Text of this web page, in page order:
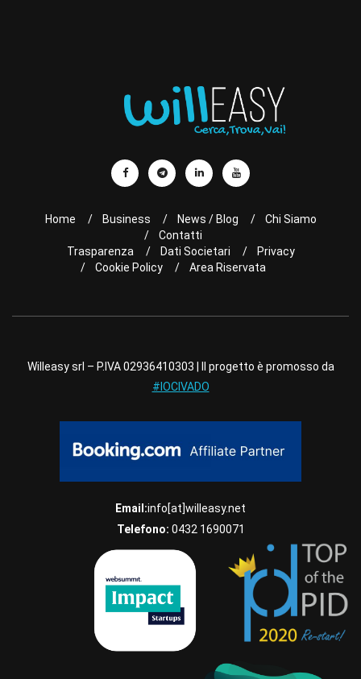
Home Business News / Blog
Chi Siamo
Contatti
Trasparenza
Dati Societari
Privacy
Cookie Policy
Area Riservata
Willeasy srl – P.IVA 02936410303 | Il progetto è promosso da
#IOCIVADO
Email:info[at]willeasy.net
Telefono: 0432 1690071